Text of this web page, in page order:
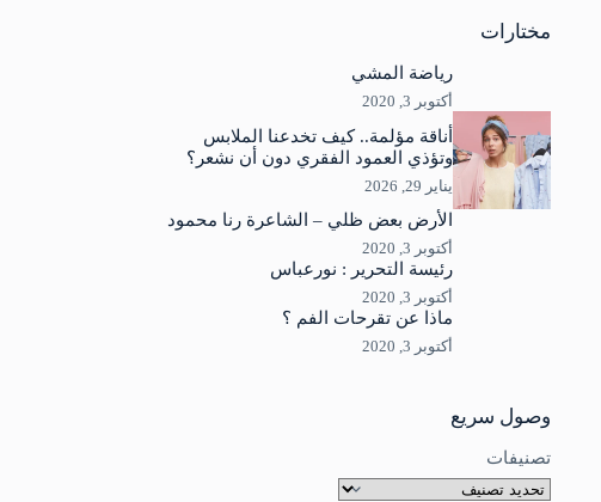
نتائج
مختارات
رياضة المشي
أكتوبر 3, 2020
أناقة مؤلمة.. كيف تخدعنا الملابس
وتؤذي العمود الفقري دون أن نشعر؟
يناير 29, 2026
الأرض بعض ظلي – الشاعرة رنا محمود
أكتوبر 3, 2020
رئيسة التحرير : نورعباس
أكتوبر 3, 2020
ماذا عن تقرحات الفم ؟
أكتوبر 3, 2020
وصول سريع
تصنيفات